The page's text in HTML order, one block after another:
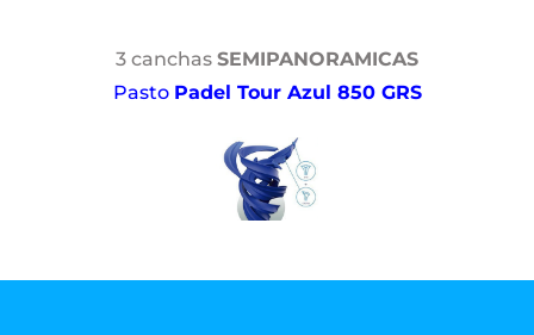
3 canchas SEMIPANORAMICAS
Pasto Padel Tour Azul 850 GRS